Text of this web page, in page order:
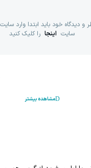
و دیدگاه خود باید ابتدا وارد
سایت اینجا را کلیک کنید
مشاهده بیشتر